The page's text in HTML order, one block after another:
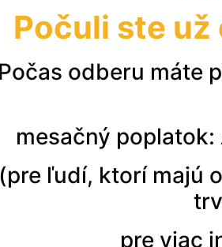
sa v elektronickej verzii na
Počuli ste už
Počas odberu máte
mesačný
(pre ľudí, ktorí majú
pre viac